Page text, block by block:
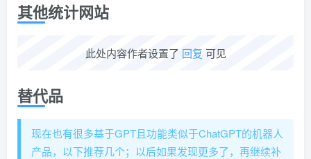
其他统计网站
此处内容作者设置了 回复 可见
替代品
现在也有很多基于GPT且功能类似于ChatGPT的机器人
产品，以下推荐几个；以后如果发现更多了，再继续补